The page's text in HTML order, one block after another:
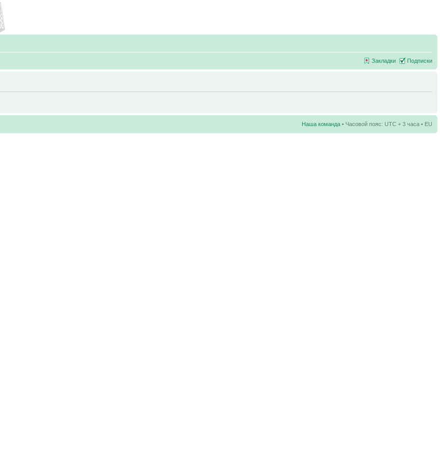
Закладки Подписки
Наша команда • Часовой пояс: UTC + 3 часа • EU